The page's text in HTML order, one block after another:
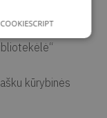
dienai
kūrybinės